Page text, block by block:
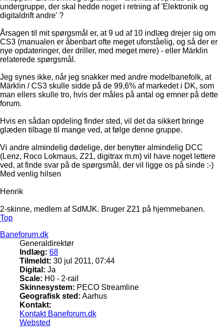
undergruppe, der skal hedde noget i retning af 'Elektronik og
digitaldrift andre' ?
Årsagen til mit spørgsmål er, at 9 ud af 10 indlæg drejer sig om
CS3 (manualen er åbenbart ofte meget uforståelig, og så der er
nye opdateringer, der driller, med meget mere) - eller Märklin
relaterede spørgsmål.
Jeg synes ikke, når jeg snakker med andre modelbanefolk, at
Märklin / CS3 skulle sidde på de 99,6% af markedet i DK, som
man ellers skulle tro, hvis der måles på antal og emner på dette
forum.
Hvis en sådan opdeling finder sted, vil det da sikkert bringe
glæden tilbage til mange ved, at følge denne gruppe.
Vi andre almindelig dødelige, der benytter almindelig DCC
(Lenz, Roco Lokmaus, Z21, digitrax m.m) vil have noget lettere
ved, at finde svar på de spørgsmål, der vil ligge os på sinde :-)
Med venlig hilsen
Henrik
2-skinne, medlem af SdMJK. Bruger Z21 på hjemmebanen.
Top
Baneforum.dk
Generaldirektør
Indlæg: 68
Tilmeldt: 30 jul 2011, 07:44
Digital: Ja
Scale: H0 - 2-rail
Skinnesystem: PECO Streamline
Geografisk sted: Aarhus
Kontakt:
Kontakt Baneforum.dk
Websted